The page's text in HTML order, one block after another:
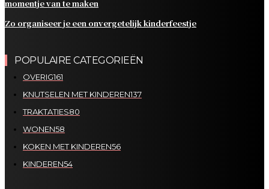
momentje van te maken
Zo organiseer je een onvergetelijk kinderfeestje
POPULAIRE CATEGORIEËN
OVERIG161
KNUTSELEN MET KINDEREN137
TRAKTATIES80
WONEN58
KOKEN MET KINDEREN56
KINDEREN54